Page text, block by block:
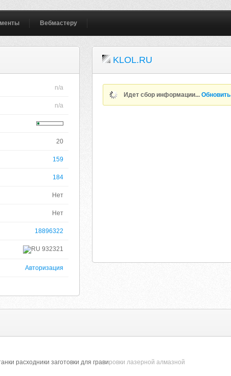
Вебмастеру
n/a
n/a
20
159
184
Нет
Нет
18896322
932321
Авторизация
KLOL.RU
Идет сбор информации...Обновить
расходники заготовки для гравировки лазерной алмазной